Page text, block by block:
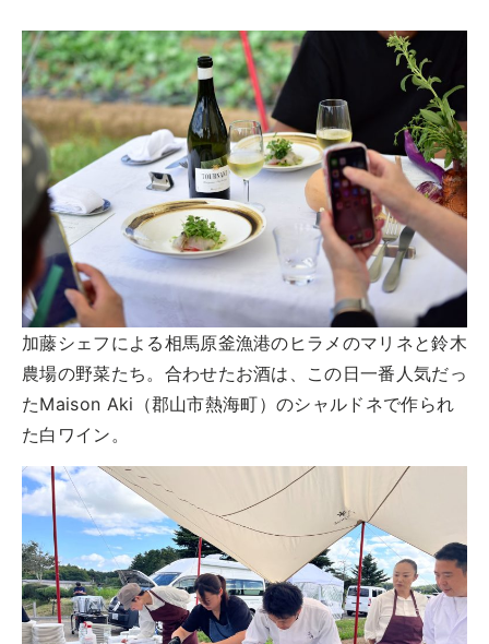
加藤シェフによる相馬原釜漁港のヒラメのマリネと鈴木
農場の野菜たち。合わせたお酒は、この日一番人気だっ
たMaison Aki（郡山市熱海町）のシャルドネで作られ
た白ワイン。